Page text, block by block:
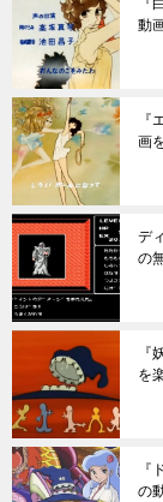
『
動
『
画
デ
の
『
を
『
の